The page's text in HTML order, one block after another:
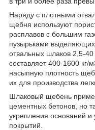
Наряду с плотными
щебня используют
расплавов с большим
пузырьками
отвальных шлаков 2,5-
составляет 400-1600 кг/
насыпную плотность
их для производства
Шлаковый щебень
цементных бетонов, но
укрепления оснований и
покрытий.